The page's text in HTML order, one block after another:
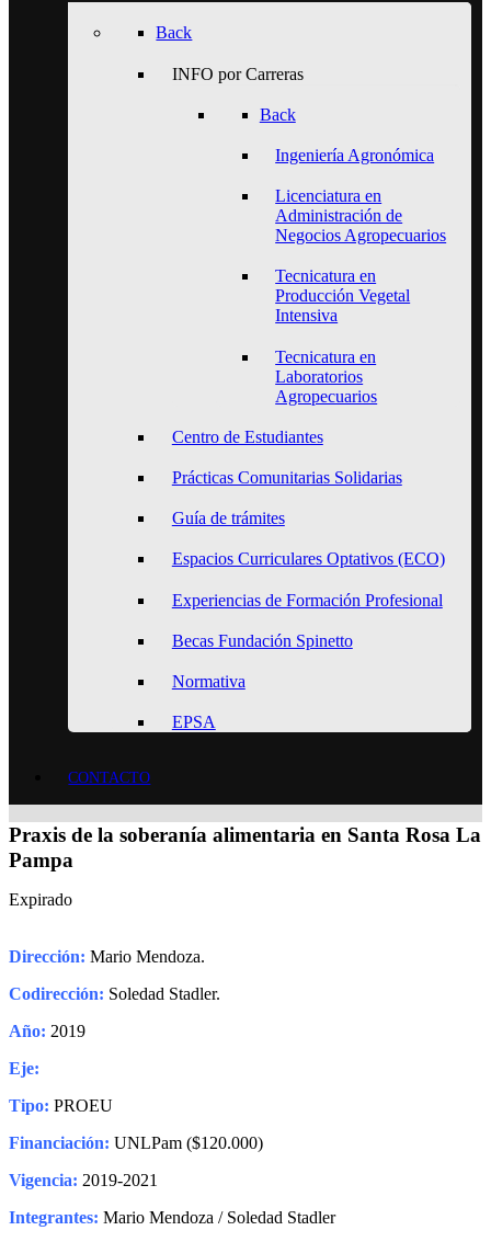
Back
INFO por Carreras
Back
Ingeniería Agronómica
Licenciatura en
Administración de
Negocios Agropecuarios
Tecnicatura en
Producción Vegetal
Intensiva
Tecnicatura en
Laboratorios
Agropecuarios
Centro de Estudiantes
Prácticas Comunitarias Solidarias
Guía de trámites
Espacios Curriculares Optativos (ECO)
Experiencias de Formación Profesional
Becas Fundación Spinetto
Normativa
EPSA
CONTACTO
Praxis de la soberanía alimentaria en Santa Rosa La
Pampa
Expirado
Dirección: Mario Mendoza.
Codirección: Soledad Stadler.
Año: 2019
Eje:
Tipo: PROEU
Financiación: UNLPam ($120.000)
Vigencia: 2019-2021
Integrantes: Mario Mendoza / Soledad Stadler